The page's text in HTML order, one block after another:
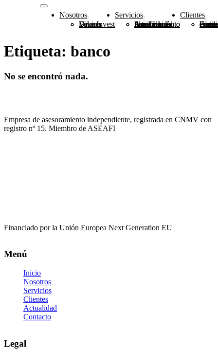
Nosotros
DiverInvest
Valores
Equipo
Servicios
Planificación patrimonial
Asesoramiento financiero e inmobiliario
Asesoramiento fiscal y legal
Clientes
Fundaciones,
Particulares y
Etiqueta: banco
No se encontró nada.
Empresa de asesoramiento independiente, registrada en CNMV con
registro nº 15. Miembro de ASEAFI
Financiado por la Unión Europea Next Generation EU
Menú
Inicio
Nosotros
Servicios
Clientes
Actualidad
Contacto
Legal